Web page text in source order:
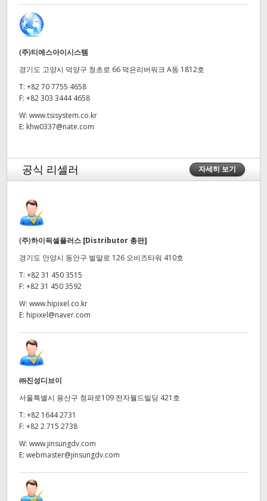
(주)티에스아이시스템
경기도 고양시 덕양구 청초로 66 덕은리버워크 A동 1812호
T: +82 70 7755 4658
F: +82 303 3444 4658
W: www.tsisystem.co.kr
E: khw0337@nate.com
공식 리셀러 자세히 보기
(주)하이픽셀플러스 [Distributor 총판]
경기도 안양시 동안구 벌말로 126 오비즈타워 410호
T: +82 31 450 3515
F: +82 31 450 3592
W: www.hipixel.co.kr
E: hipixel@naver.com
㈜진성디브이
서울특별시 용산구 청파로109 전자월드빌딩 421호
T: +82 1644 2731
F: +82 2 715 2738
W: www.jinsungdv.com
E: webmaster@jinsungdv.com